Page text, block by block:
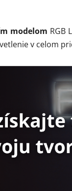
modelom RGB
v celom